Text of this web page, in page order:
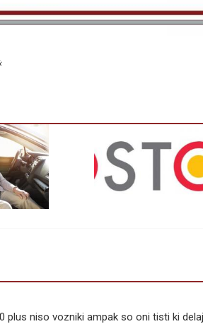
plus niso vozniki ampak so oni tisti ki